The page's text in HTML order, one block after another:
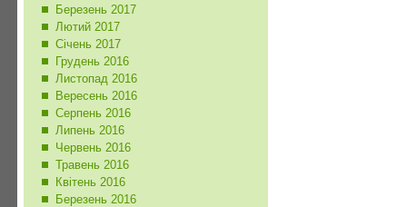
Березень 2017
Лютий 2017
Січень 2017
Грудень 2016
Листопад 2016
Вересень 2016
Серпень 2016
Липень 2016
Червень 2016
Травень 2016
Квітень 2016
Березень 2016